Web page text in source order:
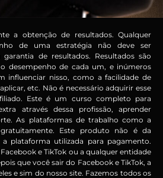
a obtenção de resultados. Qualquer
de uma estratégia não deve ser
de resultados. Resultados são
desempenho de cada um, e inúmeros
influenciar nisso, como a facilidade de
etc. Não é necessário adquirir esse
Este é um curso completo para
através dessa profissão, aprender
As plataformas de trabalho como a
Este produto não é da
plataforma utilizada para pagamento.
e TikTok ou a qualquer entidade
que você sair do Facebook e TikTok, a
e sim do nosso site. Fazemos todos os